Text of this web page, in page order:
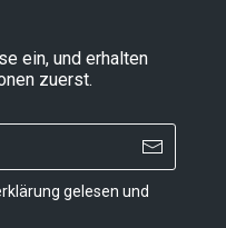
ein, und erhalten
zuerst.
gelesen und